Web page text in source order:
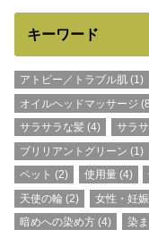
キーワード
アトピー／トラブル肌 (1)
オイルヘッドマッサージ
サラサラな髪 (4) サラ
ブリリアントグリーン (1)
ペット (2) 使用量(4)
天使の輪 (2) 女性・妊
暗めへの染め方 (4) 染